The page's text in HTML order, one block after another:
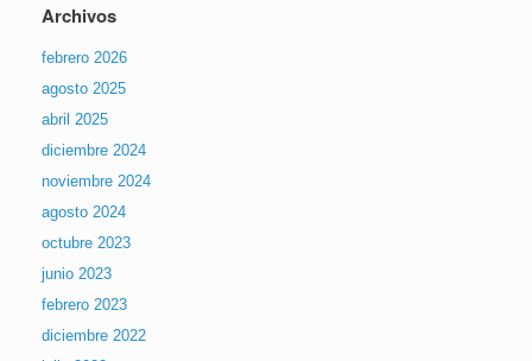
Archivos
febrero 2026
agosto 2025
abril 2025
diciembre 2024
noviembre 2024
agosto 2024
octubre 2023
junio 2023
febrero 2023
diciembre 2022